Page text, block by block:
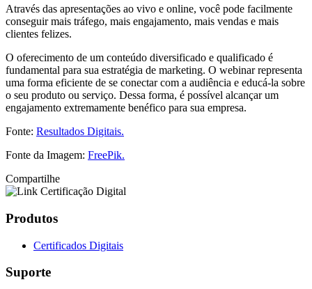
Através das apresentações ao vivo e online, você pode facilmente
conseguir mais tráfego, mais engajamento, mais vendas e mais
clientes felizes.
O oferecimento de um conteúdo diversificado e qualificado é
fundamental para sua estratégia de marketing. O webinar representa
uma forma eficiente de se conectar com a audiência e educá-la sobre
o seu produto ou serviço. Dessa forma, é possível alcançar um
engajamento extremamente benéfico para sua empresa.
Fonte: Resultados Digitais.
Fonte da Imagem: FreePik.
Compartilhe
Produtos
Certificados Digitais
Suporte